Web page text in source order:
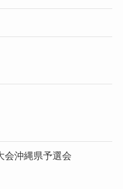
会沖縄県予選会